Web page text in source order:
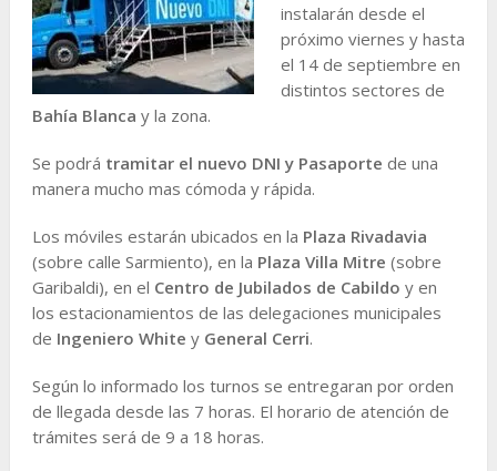
instalarán desde el
próximo viernes y hasta
el 14 de septiembre en
distintos sectores de
Bahía Blanca y la zona.
Se podrá tramitar el nuevo DNI y Pasaporte de una
manera mucho mas cómoda y rápida.
Los móviles estarán ubicados en la Plaza Rivadavia
(sobre calle Sarmiento), en la Plaza Villa Mitre (sobre
Garibaldi), en el Centro de Jubilados de Cabildo y en
los estacionamientos de las delegaciones municipales
de Ingeniero White y General Cerri.
Según lo informado los turnos se entregaran por orden
de llegada desde las 7 horas. El horario de atención de
trámites será de 9 a 18 horas.